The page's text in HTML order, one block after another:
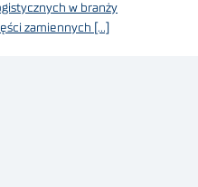
w branży
zamiennych […]